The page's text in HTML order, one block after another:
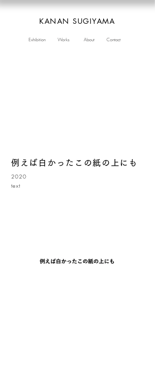
KANAN SUGIYAMA
Exhibition Works About Contact
例えば白かったこの紙の上にも
2020
text